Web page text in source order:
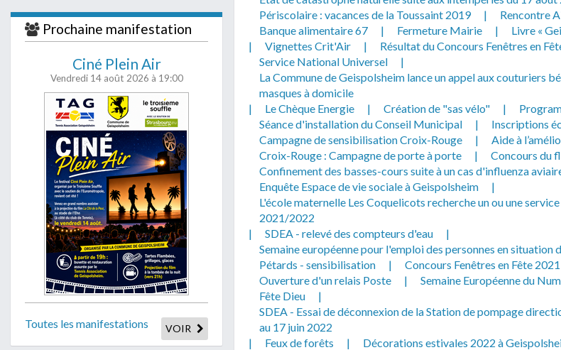
Périscolaire : vacances de la Toussaint 2019
| Rencontre
Banque alimentaire 67
| Fermeture Mairie |
Livre «
|
Vignettes Crit'Air | Résultat du Concours Fenêtres en
Service National Universel
|
La Commune de Geispolsheim lance un appel aux couturiers
masques à domicile
|
Le Chèque Energie | Création de "sas vélo" |
Séance d'installation du Conseil Municipal
| Inscriptions
Campagne de sensibilisation Croix-Rouge
| Aide à
Croix-Rouge : Campagne de porte à porte
| Concours du
Confinement des basses-cours suite à un cas d'influenza
Enquête Espace de vie sociale à Geispolsheim
|
L'école maternelle Les Coquelicots recherche un ou une
2021/2022
|
SDEA - relevé des compteurs d'eau
|
Semaine européenne pour l'emploi des personnes en situation
Pétards - sensibilisation
| Concours Fenêtres en Fête 2021
Ouverture d'un relais Poste
| Semaine Européenne du
Fête Dieu
|
SDEA - Essai de déconnexion de la Station de pompage
au 17 juin 2022
|
Feux de forêts | Décorations estivales 2022 à
Prochaine manifestation
Ciné Plein Air
Vendredi 14 août 2026 à 19:00
Toutes les manifestations VOIR
j'accepte que mes données personnelles
soient traitées par la Mairie de Geispolsheim.